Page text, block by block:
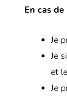
En cas
Je
Je
et
Je